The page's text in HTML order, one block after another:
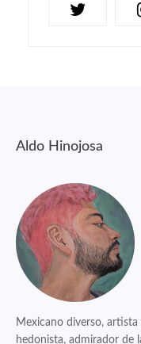
Aldo Hinojosa
Mexicano diverso,
hedonista, admirador de